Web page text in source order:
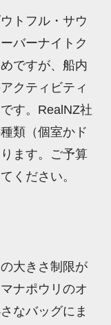
トフル・サウ
バーナイトク
ですが、船内
クティビティ
す。RealNZ社
類（個室かド
ます。ご予算
ください。
大きさ制限が
ナポウリのオ
なバッグにま